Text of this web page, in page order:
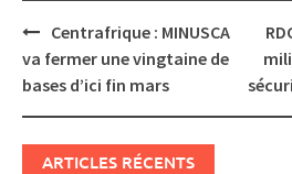
Post
navigation
Centrafrique : MINUSCA
va fermer une vingtaine de
bases d’ici fin mars
ARTICLES RÉCENTS